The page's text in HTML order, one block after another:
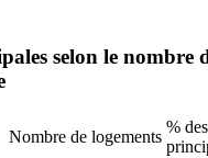
selon le nombre
Nombre de logements
%